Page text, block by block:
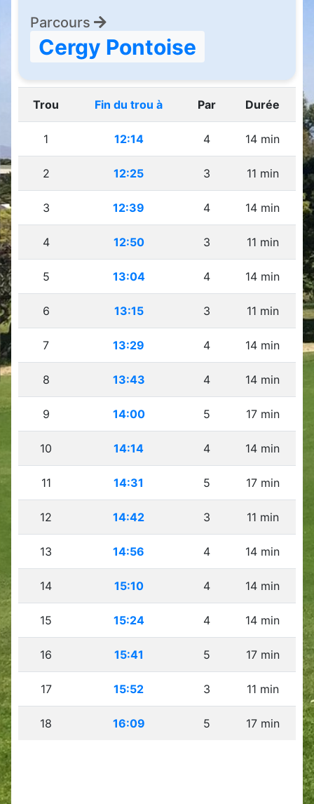
Parcours
Cergy Pontoise
Trou Fin du trou à Par Durée
1 12:14 4 14 min
2 12:25 3 11 min
3 12:39 4 14 min
4 12:50 3 11 min
5 13:04 4 14 min
6 13:15 3 11 min
7 13:29 4 14 min
8 13:43 4 14 min
9 14:00 5 17 min
10 14:14 4 14 min
11 14:31 5 17 min
12 14:42 3 11 min
13 14:56 4 14 min
14 15:10 4 14 min
15 15:24 4 14 min
16 15:41 5 17 min
17 15:52 3 11 min
18 16:09 5 17 min